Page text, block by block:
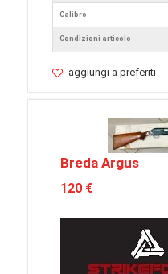
Calibro
Condizioni articolo
aggiungi a preferiti
Breda Argus
120 €